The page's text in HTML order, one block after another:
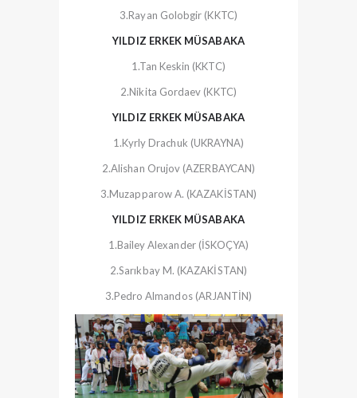
3.Rayan Golobgir (KKTC)
YILDIZ ERKEK MÜSABAKA
1.Tan Keskin (KKTC)
2.Nikita Gordaev (KKTC)
YILDIZ ERKEK MÜSABAKA
1.Kyrly Drachuk (UKRAYNA)
2.Alishan Orujov (AZERBAYCAN)
3.Muzapparow A. (KAZAKİSTAN)
YILDIZ ERKEK MÜSABAKA
1.Bailey Alexander (İSKOÇYA)
2.Sarıkbay M. (KAZAKİSTAN)
3.Pedro Almandos (ARJANTİN)